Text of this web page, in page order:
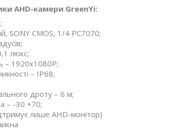
AHD-камери GreenYi:
SONY CMOS, 1/4 PC7070;
люкс;
– 1920x1080P;
– IP68;
дроту – 6 м;
– -30 +70;
лише AHD-монітор)